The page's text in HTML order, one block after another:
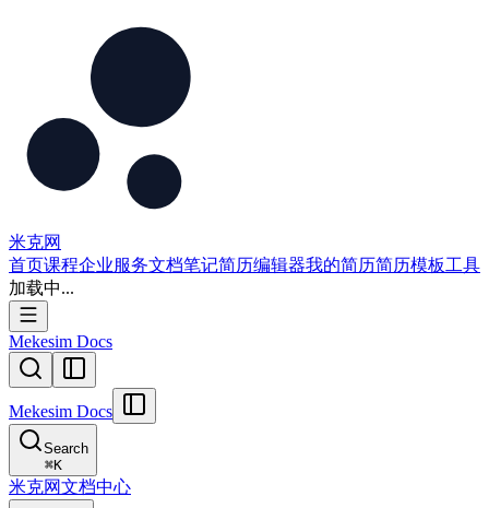
米克网
首页课程企业服务文档笔记简历编辑器我的简历简历模板工具
加载中...
Mekesim Docs
Mekesim Docs
Search
⌘K
米克网文档中心